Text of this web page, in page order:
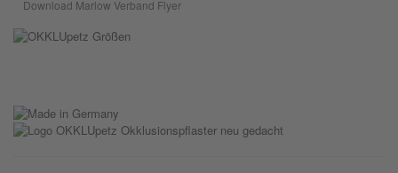
Download Marlow Verband Flyer